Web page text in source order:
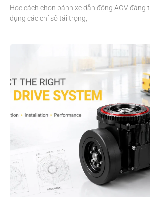
Học cách chọn bánh xe dẫn động AGV đáng
dụng các chỉ số tải trọng,